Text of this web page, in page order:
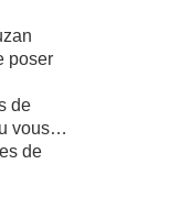
poser
de
vous…
de